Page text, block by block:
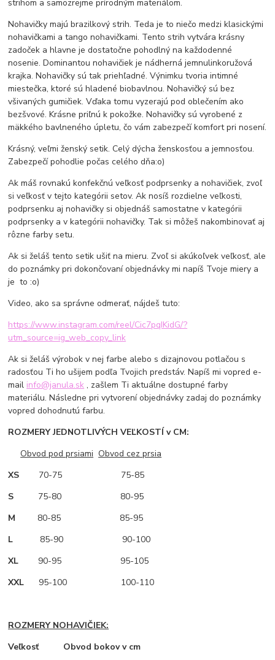
strihom a samozrejme prírodným materiálom.
Nohavičky majú brazilkový strih. Teda je to niečo medzi klasickými
nohavičkami a tango nohavičkami. Tento strih vytvára krásny
zadoček a hlavne je dostatočne pohodlný na každodenné
nosenie. Dominantou nohavičiek je nádherná jemnulinkoružová
krajka. Nohavičky sú tak priehľadné. Výnimku tvoria intimné
miestečka, ktoré sú hladené biobavlnou. Nohavičký sú bez
všivaných gumičiek. Vďaka tomu vyzerajú pod oblečením ako
bezšvové. Krásne priľnú k pokožke. Nohavičky sú vyrobené z
mäkkého bavlneného úpletu, čo vám zabezpečí komfort pri nosení.
Krásný, veľmi ženský setik. Celý dýcha ženskosťou a jemnosťou.
Zabezpečí pohodlie počas celého dňa:o)
Ak máš rovnakú konfekčnú veľkosť podprsenky a nohavičiek, zvoľ
si veľkosť v tejto kategórii setov. Ak nosíš rozdielne veľkosti,
podprsenku aj nohavičky si objednáš samostatne v kategórii
podprsenky a v kategórii nohavičky. Tak si môžeš nakombinovať aj
rôzne farby setu.
Ak si želáš tento setik ušiť na mieru. Zvoľ si akúkoľvek veľkosť, ale
do poznámky pri dokončovaní objednávky mi napíš Tvoje miery a
je to :o)
Video, ako sa správne odmerať, nájdeš tuto:
https://www.instagram.com/reel/Cic7pqIKidG/?
utm_source=ig_web_copy_link
Ak si želáš výrobok v nej farbe alebo s dizajnovou potlačou s
radosťou Ti ho ušijem podľa Tvojich predstáv. Napíš mi vopred e-
mail info@janula.sk , zašlem Ti aktuálne dostupné farby
materiálu. Následne pri vytvorení objednávky zadaj do poznámky
vopred dohodnutú farbu.
ROZMERY JEDNOTLIVÝCH VEĽKOSTÍ v CM:
Obvod pod prsiami Obvod cez prsia
XS 70-75 75-85
S 75-80 80-95
M 80-85 85-95
L 85-90 90-100
XL 90-95 95-105
XXL 95-100 100-110
ROZMERY NOHAVIČIEK:
Veľkosť Obvod bokov v cm